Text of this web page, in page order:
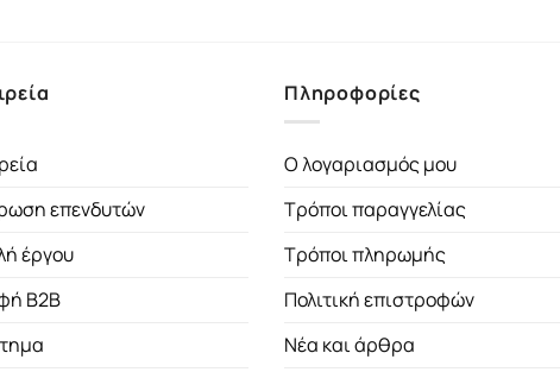
επενδυτών
έργου
B2B
Πληροφορίες
Ο λογαριασμός μου
Τρόποι παραγγελίας
Τρόποι πληρωμής
Πολιτική επιστροφών
Νέα και άρθρα